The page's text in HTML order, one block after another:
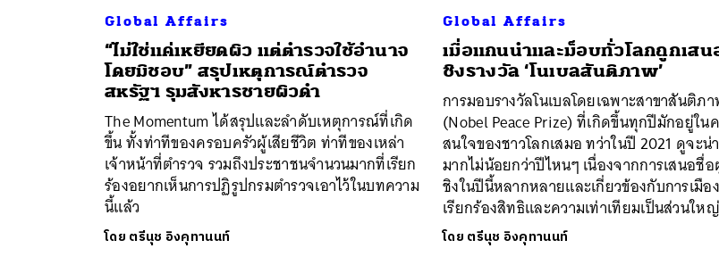
Global Affairs
“ไม่ใช่แค่เหยียดผิว แต่ตำรวจใช้อำนาจ
โดยมิชอบ” สรุปเหตุการณ์ตำรวจ
สหรัฐฯ รุมสังหารชายผิวดำ
The Momentum ได้สรุปและลำดับเหตุการณ์ที่เกิด
ขึ้น ทั้งท่าทีของครอบครัวผู้เสียชีวิต ท่าทีของเหล่า
เจ้าหน้าที่ตำรวจ รวมถึงประชาชนจำนวนมากที่เรียก
ร้องอยากเห็นการปฏิรูปกรมตำรวจเอาไว้ในบทความ
นี้แล้ว
โดย ตรีนุช อิงคุทานนท์
Global Affairs
เมื่อแกนนำและม็อบทั่วโลกถูกเสน
ชิงรางวัล ‘โนเบลสันติภาพ’
การมอบรางวัลโนเบลโดยเฉพาะสาขาสันติภ
(Nobel Peace Prize) ที่เกิดขึ้นทุกปีมักอยู่ใน
สนใจของชาวโลกเสมอ ทว่าในปี 2021 ดูจะน่
มากไม่น้อยกว่าปีไหนๆ เนื่องจากการเสนอชื่อ
ชิงในปีนี้หลากหลายและเกี่ยวข้องกับการเมือ
เรียกร้องสิทธิและความเท่าเทียมเป็นส่วนใหญ่
โดย ตรีนุช อิงคุทานนท์
SHARE TWEET LINE